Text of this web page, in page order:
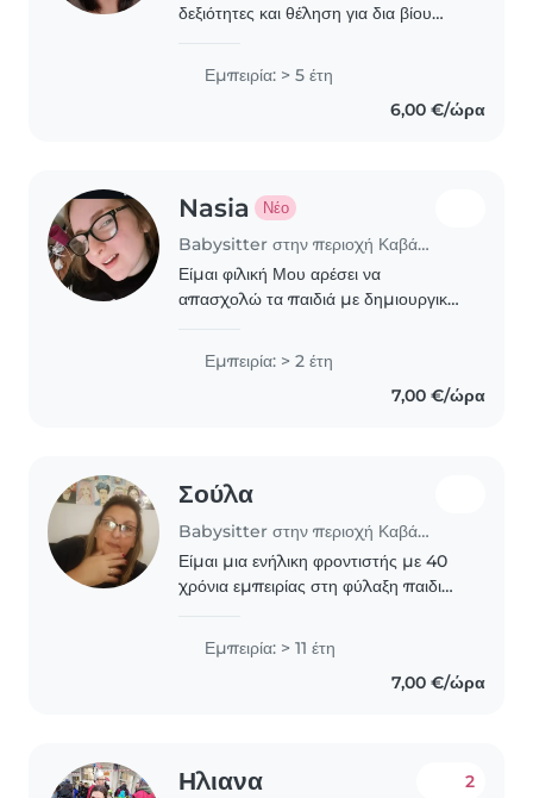
δεξιότητες και θέληση για δια βίου
Αγγλία με πτυχίο Ψυχολογίας BSc
Εμπειρία: > 5 έτη
6,00 €/ώρα
Nasia Νέο
Babysitter στην περιοχή Καβάλα
Είμαι φιλική Μου αρέσει να
απασχολώ τα παιδιά με δημιουργικά
Εμπειρία: > 2 έτη
7,00 €/ώρα
Σούλα
Babysitter στην περιοχή Καβάλα
Είμαι μια ενήλικη φροντιστής με 40
χρόνια εμπειρίας στη φύλαξη παιδιών
υπομονετικός/ή και τρυφερός/ή, με
Εμπειρία: > 11 έτη
7,00 €/ώρα
Ηλιανα 2